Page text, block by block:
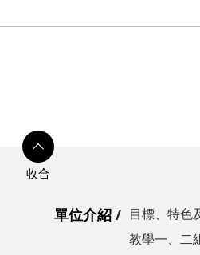
單位介紹 目標、特色
教學一、二